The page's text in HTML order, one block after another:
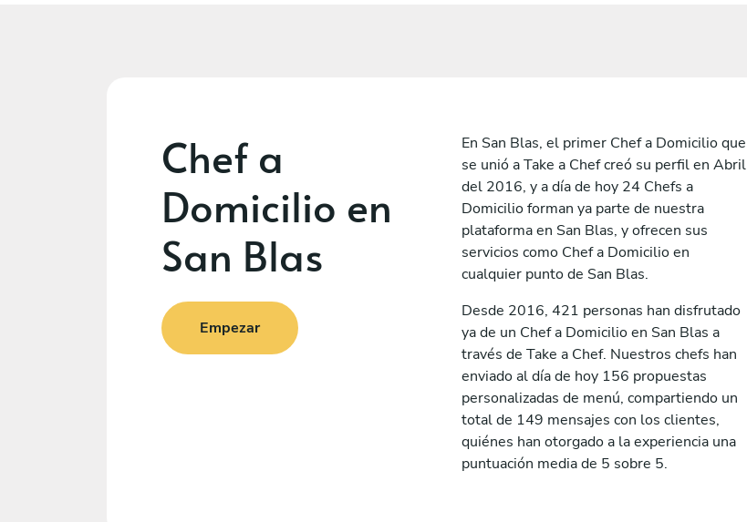
Chef a
Domicilio en
San Blas
Empezar
En San Blas, el primer Chef a Domicilio que
se unió a Take a Chef creó su perfil en Abril
del 2016, y a día de hoy 24 Chefs a
Domicilio forman ya parte de nuestra
plataforma en San Blas, y ofrecen sus
servicios como Chef a Domicilio en
cualquier punto de San Blas.
Desde 2016, 421 personas han disfrutado
ya de un Chef a Domicilio en San Blas a
través de Take a Chef. Nuestros chefs han
enviado al día de hoy 156 propuestas
personalizadas de menú, compartiendo un
total de 149 mensajes con los clientes,
quiénes han otorgado a la experiencia una
puntuación media de 5 sobre 5.